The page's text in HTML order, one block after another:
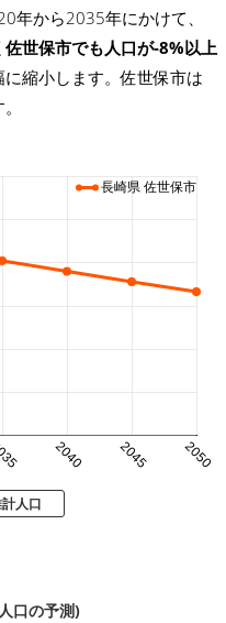
年から2035年にかけて、
世保市でも人口が-8%以上
縮小します。佐世保市は
2040 2045 2050
長崎県 佐世保市
人口
口の予測)